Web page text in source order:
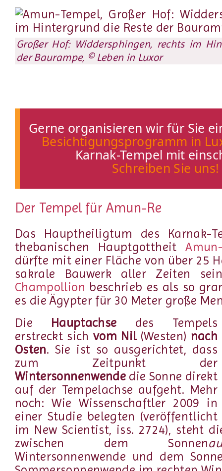
Großer Hof: Widdersphingen, rechts im
der Baurampe, © Leben in Luxor
Gerne organisieren wir für Sie
Besichtigungsprogramm in
Karnak-Tempel mit
Schreiben Sie uns!
Der Tempel für Amun-Re
Das Hauptheiligtum des Karnak-
thebanischen Hauptgottheit
dürfte mit einer Fläche von über 25
sakrale Bauwerk aller Zeiten
Champollion beschrieb es als so
es die Ägypter für 30 Meter große
Die Hauptachse des Tempels
erstreckt sich vom Nil (Westen) nach
Osten. Sie ist so ausgerichtet, dass
zum Zeitpunkt der
Wintersonnenwendedie Sonne direkt
auf der Tempelachse aufgeht. Mehr
noch: Wie Wissenschaftler 2009 in
einer Studie belegten (veröffentlicht
im New Scientist, iss. 2724), steht
zwischen dem Sonnen
Wintersonnenwende und dem